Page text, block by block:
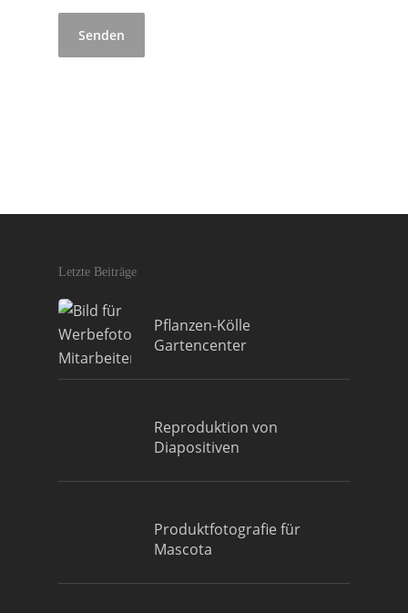
Letzte Beiträge
Pflanzen-Kölle
Gartencenter
Reproduktion von
Diapositiven
Produktfotografie für
Mascota